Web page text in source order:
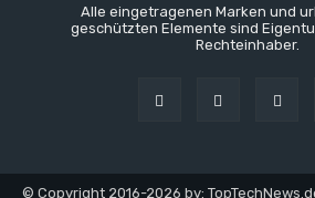
Alle eingetragenen Marken und
geschützten Elemente sind
Rechteinhaber.
© Copyright 2016-2026 by: